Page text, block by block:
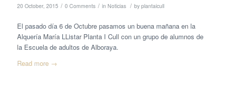
20 October, 2015 / 0 Comments / in Noticias / by plantaicull
El pasado día 6 de Octubre pasamos un buena mañana en la
Alquería María LListar Planta I Cull con un grupo de alumnos de
la Escuela de adultos de Alboraya.
Read more→